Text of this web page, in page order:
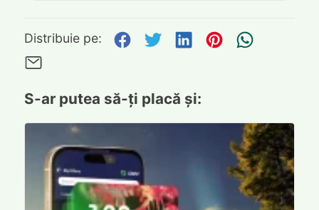
Distribuie pe: Distribuie pe Facebook
Distribuie pe
Distribuie pe
Distribuie
S-ar putea să-ți placă și: